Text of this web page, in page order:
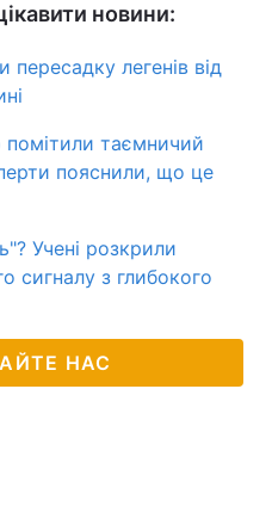
новини:
пересадку легенів від
помітили таємничий
пояснили, що це
Учені розкрили
сигналу з глибокого
НАС